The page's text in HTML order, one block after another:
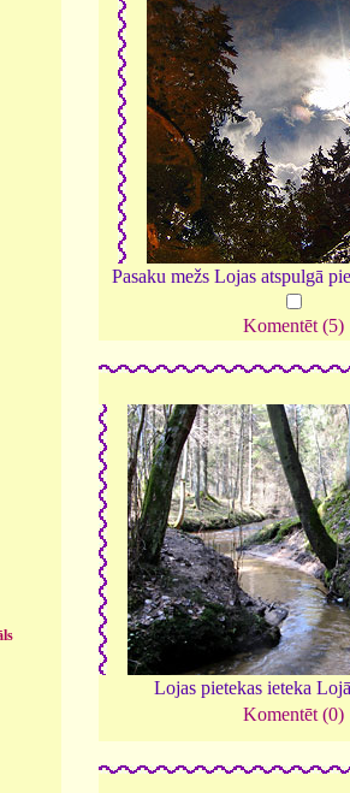
Pasaku mežs Lojas atspulgā
Komentēt (5)
Lojas pietekas ieteka
Komentēt (0)